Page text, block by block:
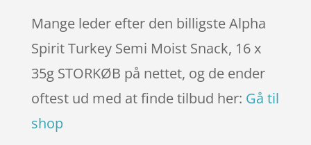
Mange leder efter den billigste Alpha
Spirit Turkey Semi Moist Snack, 16 x
35g STORKØB på nettet, og de ender
oftest ud med at finde tilbud her: Gå til
shop